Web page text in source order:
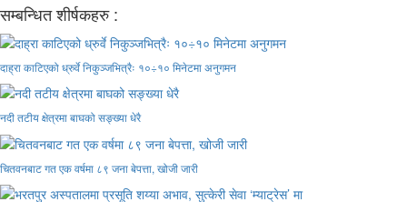
सम्बन्धित शीर्षकहरु :
दाह्रा काटिएको ध्रुर्वे निकुञ्जभित्रैः १०÷१० मिनेटमा अनुगमन
नदी तटीय क्षेत्रमा बाघको सङ्ख्या धेरै
चितवनबाट गत एक वर्षमा ८९ जना बेपत्ता, खोजी जारी